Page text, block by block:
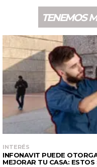
TENEMOS
INTERÉS
INFONAVIT PUEDE
MEJORAR TU CASA: